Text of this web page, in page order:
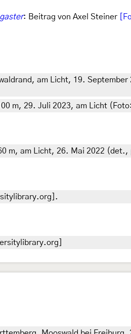
: Beitrag von Axel Steiner
am Licht, 19.
m, 29. Juli 2023, am Licht
m, am Licht, 26. Mai 2022